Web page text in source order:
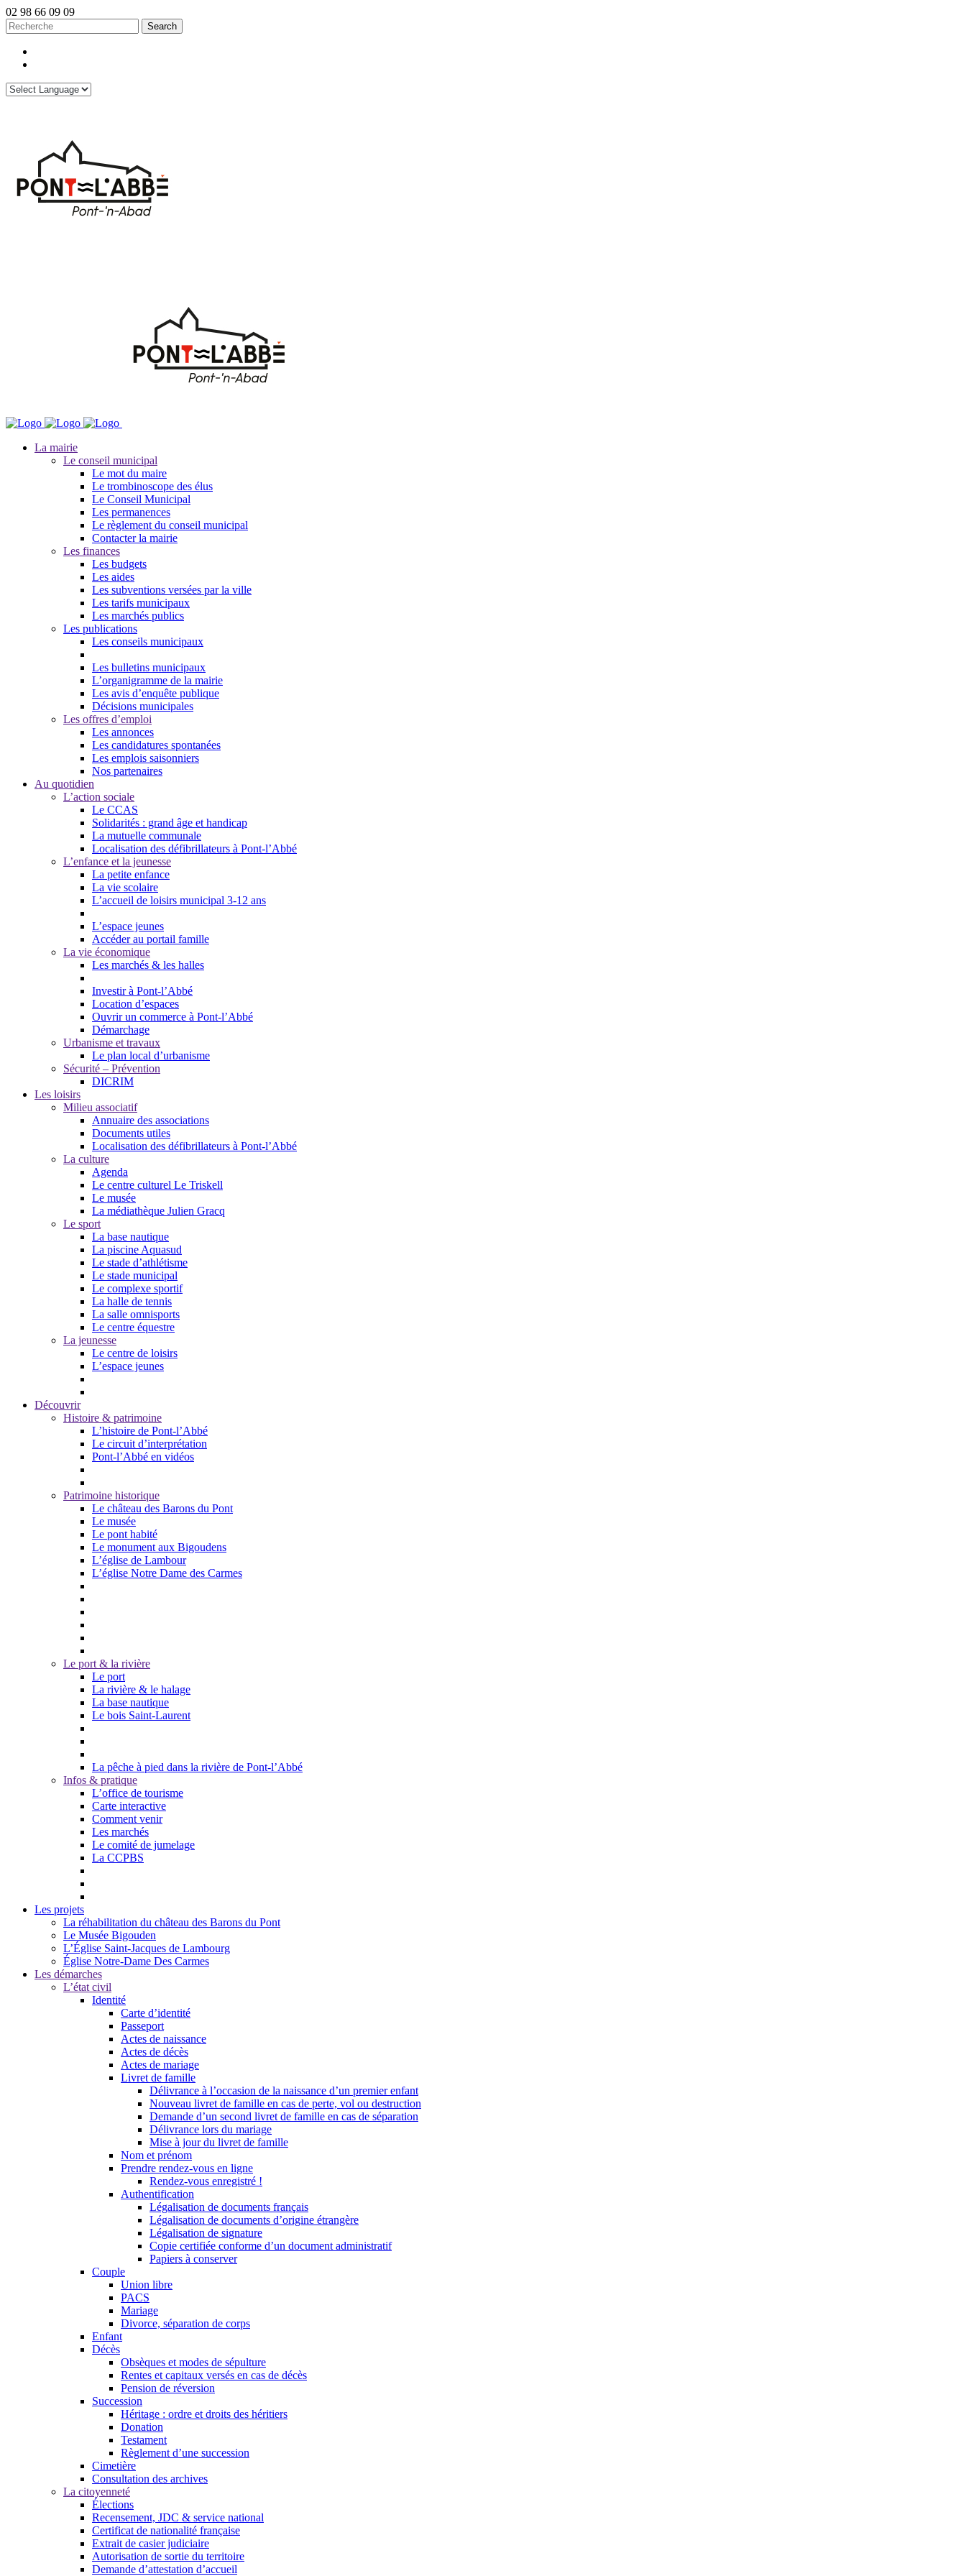
02 98 66 09 09
La mairie
Le conseil municipal
Le mot du maire
Le trombinoscope des élus
Le Conseil Municipal
Les permanences
Le règlement du conseil municipal
Contacter la mairie
Les finances
Les budgets
Les aides
Les subventions versées par la ville
Les tarifs municipaux
Les marchés publics
Les publications
Les conseils municipaux
Les bulletins municipaux
L’organigramme de la mairie
Les avis d’enquête publique
Décisions municipales
Les offres d’emploi
Les annonces
Les candidatures spontanées
Les emplois saisonniers
Nos partenaires
Au quotidien
L’action sociale
Le CCAS
Solidarités : grand âge et handicap
La mutuelle communale
Localisation des défibrillateurs à Pont-l’Abbé
L’enfance et la jeunesse
La petite enfance
La vie scolaire
L’accueil de loisirs municipal 3-12 ans
L’espace jeunes
Accéder au portail famille
La vie économique
Les marchés & les halles
Investir à Pont-l’Abbé
Location d’espaces
Ouvrir un commerce à Pont-l’Abbé
Démarchage
Urbanisme et travaux
Le plan local d’urbanisme
Sécurité – Prévention
DICRIM
Les loisirs
Milieu associatif
Annuaire des associations
Documents utiles
Localisation des défibrillateurs à Pont-l’Abbé
La culture
Agenda
Le centre culturel Le Triskell
Le musée
La médiathèque Julien Gracq
Le sport
La base nautique
La piscine Aquasud
Le stade d’athlétisme
Le stade municipal
Le complexe sportif
La halle de tennis
La salle omnisports
Le centre équestre
La jeunesse
Le centre de loisirs
L’espace jeunes
Découvrir
Histoire & patrimoine
L’histoire de Pont-l’Abbé
Le circuit d’interprétation
Pont-l’Abbé en vidéos
Patrimoine historique
Le château des Barons du Pont
Le musée
Le pont habité
Le monument aux Bigoudens
L’église de Lambour
L’église Notre Dame des Carmes
Le port & la rivière
Le port
La rivière & le halage
La base nautique
Le bois Saint-Laurent
La pêche à pied dans la rivière de Pont-l’Abbé
Infos & pratique
L’office de tourisme
Carte interactive
Comment venir
Les marchés
Le comité de jumelage
La CCPBS
Les projets
La réhabilitation du château des Barons du Pont
Le Musée Bigouden
L’Église Saint-Jacques de Lambourg
Église Notre-Dame Des Carmes
Les démarches
L’état civil
Identité
Carte d’identité
Passeport
Actes de naissance
Actes de décès
Actes de mariage
Livret de famille
Délivrance à l’occasion de la naissance d’un premier enfant
Nouveau livret de famille en cas de perte, vol ou destruction
Demande d’un second livret de famille en cas de séparation
Délivrance lors du mariage
Mise à jour du livret de famille
Nom et prénom
Prendre rendez-vous en ligne
Rendez-vous enregistré !
Authentification
Légalisation de documents français
Légalisation de documents d’origine étrangère
Légalisation de signature
Copie certifiée conforme d’un document administratif
Papiers à conserver
Couple
Union libre
PACS
Mariage
Divorce, séparation de corps
Enfant
Décès
Obsèques et modes de sépulture
Rentes et capitaux versés en cas de décès
Pension de réversion
Succession
Héritage : ordre et droits des héritiers
Donation
Testament
Règlement d’une succession
Cimetière
Consultation des archives
La citoyenneté
Élections
Recensement, JDC & service national
Certificat de nationalité française
Extrait de casier judiciaire
Autorisation de sortie du territoire
Demande d’attestation d’accueil